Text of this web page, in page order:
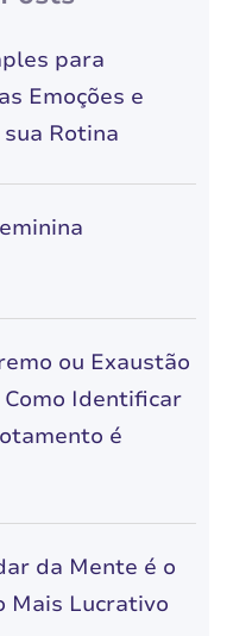
para
Emoções e
Rotina
ou Exaustão
Identificar
é
da Mente é o
Mais Lucrativo